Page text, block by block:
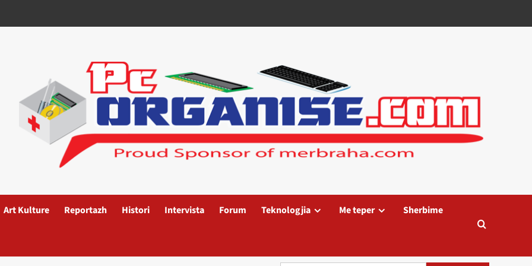
Art Kulture Reportazh Histori Intervista Forum Teknologjia Me teper Sherbime